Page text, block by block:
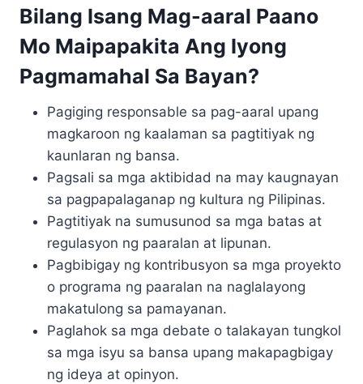
Bilang Isang Mag-aaral Paano
Mo Maipapakita Ang Iyong
Pagmamahal Sa Bayan?
Pagiging responsable sa pag-aaral upang
magkaroon ng kaalaman sa pagtitiyak ng
kaunlaran ng bansa.
Pagsali sa mga aktibidad na may kaugnayan
sa pagpapalaganap ng kultura ng Pilipinas.
Pagtitiyak na sumusunod sa mga batas at
regulasyon ng paaralan at lipunan.
Pagbibigay ng kontribusyon sa mga proyekto
o programa ng paaralan na naglalayong
makatulong sa pamayanan.
Paglahok sa mga debate o talakayan tungkol
sa mga isyu sa bansa upang makapagbigay
ng ideya at opinyon.